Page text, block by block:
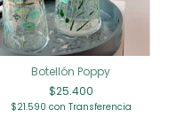
Botellón Poppy
$25.400
$21.590 con Transferencia